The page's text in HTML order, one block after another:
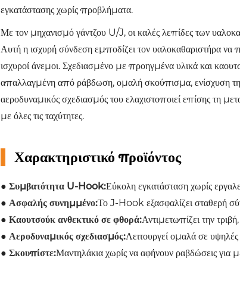
εγκατάστασης χωρίς προβλήματα.
Με τον μηχανισμό γάντζου U/J, οι καλές λεπίδες των
Αυτή η ισχυρή σύνδεση εμποδίζει τον υαλοκαθαριστήρα να
ισχυροί άνεμοι. Σχεδιασμένο με προηγμένα υλικά και
απαλλαγμένη από ράβδωση, ομαλή σκούπισμα, ενίσχυση
αεροδυναμικός σχεδιασμός του ελαχιστοποιεί επίσης τη
με όλες τις ταχύτητες.
Χαρακτηριστικό προϊόντος
●Συμβατότητα U-Hook:Εύκολη εγκατάσταση χωρίς
●Ασφαλής συνημμένο:Το J-Hook εξασφαλίζει σταθερή
●Καουτσούκ ανθεκτικό σε φθορά:Αντιμετωπίζει την
●Αεροδυναμικός σχεδιασμός:Λειτουργεί ομαλά σε υψηλές
●Σκουπίστε:Μαντηλάκια χωρίς να αφήνουν ραβδώσεις για